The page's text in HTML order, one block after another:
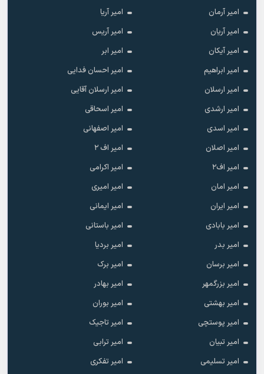
امیر آرمان
امیر آریا
امیر آریان
امیر آریس
امیر آیکان
امیر ابر
امیر ابراهیم
امیر احسان فدایی
امیر ارسلان
امیر ارسلان آقایی
امیر ارشدی
امیر اسحاقی
امیر اسدی
امیر اصفهانی
امیر اصلان
امیر اف ۲
امیر اف۲
امیر اکرامی
امیر امان
امیر امیری
امیر ایران
امیر ایمانی
امیر بابادی
امیر باستانی
امیر بدر
امیر بردیا
امیر برسان
امیر برک
امیر بزرگمهر
امیر بهادر
امیر بهشتی
امیر بوران
امیر پوستچی
امیر تاجیک
امیر تبیان
امیر ترابی
امیر تسلیمی
امیر تفکری